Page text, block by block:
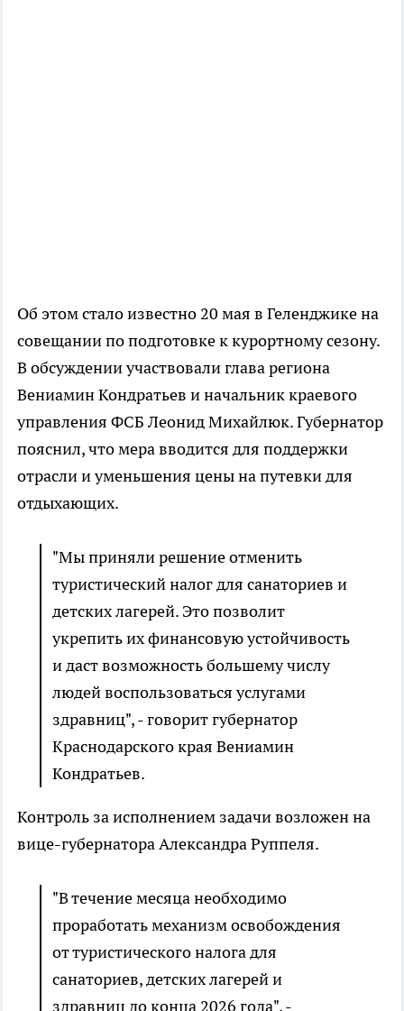
Об этом стало известно 20 мая в Геленджике на
совещании по подготовке к курортному сезону.
В обсуждении участвовали глава региона
Вениамин Кондратьев и начальник краевого
управления ФСБ Леонид Михайлюк. Губернатор
пояснил, что мера вводится для поддержки
отрасли и уменьшения цены на путевки для
отдыхающих.
"Мы приняли решение отменить
туристический налог для санаториев и
детских лагерей. Это позволит
укрепить их финансовую устойчивость
и даст возможность большему числу
людей воспользоваться услугами
здравниц", - говорит губернатор
Краснодарского края Вениамин
Кондратьев.
Контроль за исполнением задачи возложен на
вице-губернатора Александра Руппеля.
"В течение месяца необходимо
проработать механизм освобождения
от туристического налога для
санаториев, детских лагерей и
здравниц до конца 2026 года", -